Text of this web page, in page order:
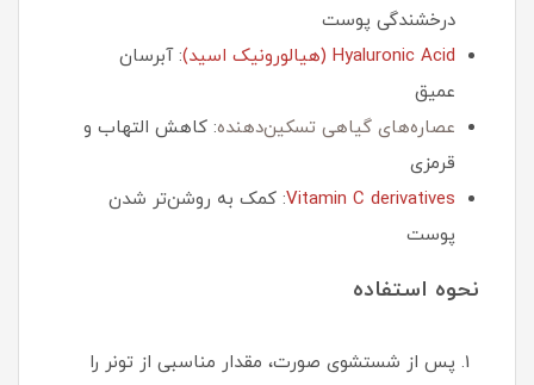
درخشندگی پوست
Hyaluronic Acid (هیالورونیک اسید)
: آبرسان
عمیق
عصاره‌های گیاهی تسکین‌دهنده: کاهش التهاب و
قرمزی
Vitamin C derivatives: کمک به روشن‌تر شدن
پوست
نحوه استفاده
پس از شستشوی صورت، مقدار مناسبی از تونر را